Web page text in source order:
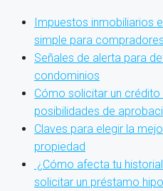
Impuestos inmobiliarios
simple para
Señales de alerta para
condominios
Cómo solicitar un
posibilidades de
Claves para elegir la
propiedad
¿Cómo afecta tu
solicitar un préstamo